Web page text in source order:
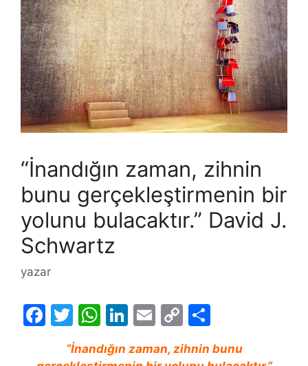
“İnandığın zaman, zihnin
bunu gerçekleştirmenin bir
yolunu bulacaktır.” David J.
Schwartz
yazar
F
c
T
w
itt
W
h
at
Li
k
E
ai
C
o
p
h
ar
“İnandığın zaman, zihnin bunu